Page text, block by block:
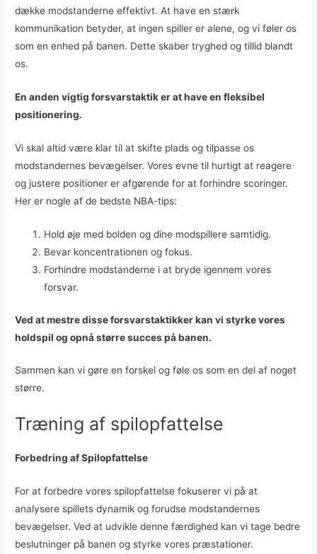
dække modstanderne effektivt. At have en stærk
kommunikation betyder, at ingen spiller er alene, og vi føler os
som en enhed på banen. Dette skaber tryghed og tillid blandt
os.
En anden vigtig forsvarstaktik er at have en fleksibel
positionering.
Vi skal altid være klar til at skifte plads og tilpasse os
modstandernes bevægelser. Vores evne til hurtigt at reagere
og justere positioner er afgørende for at forhindre scoringer.
Her er nogle af de bedste NBA-tips:
Hold øje med bolden og dine modspillere samtidig.
Bevar koncentrationen og fokus.
Forhindre modstanderne i at bryde igennem vores
forsvar.
Ved at mestre disse forsvarstaktikker kan vi styrke vores
holdspil og opnå større succes på banen.
Sammen kan vi gøre en forskel og føle os som en del af noget
større.
Træning af spilopfattelse
Forbedring af Spilopfattelse
For at forbedre vores spilopfattelse fokuserer vi på at
analysere spillets dynamik og forudse modstandernes
bevægelser. Ved at udvikle denne færdighed kan vi tage bedre
beslutninger på banen og styrke vores præstationer.